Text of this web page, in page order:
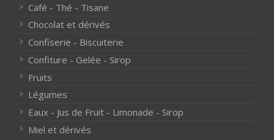
Café - Thé - Tisane
Chocolat et dérivés
Confiserie - Biscuiterie
Confiture - Gelée - Sirop
Fruits
Légumes
Eaux - Jus de Fruit - Limonade - Sirop
Miel et dérivés